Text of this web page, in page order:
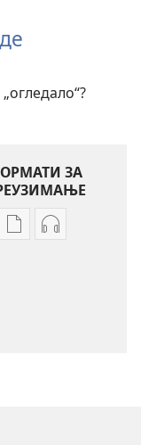
ЗА
ФорматиФормати